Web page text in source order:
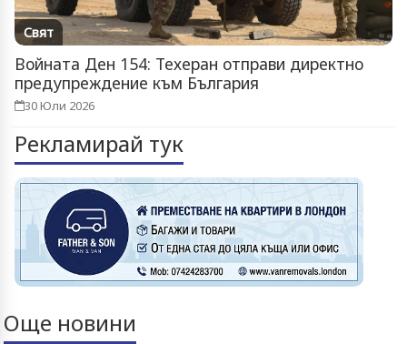
Свят
Войната Ден 154: Техеран отправи директно
предупреждение към България
30 Юли 2026
Рекламирай тук
Още новини